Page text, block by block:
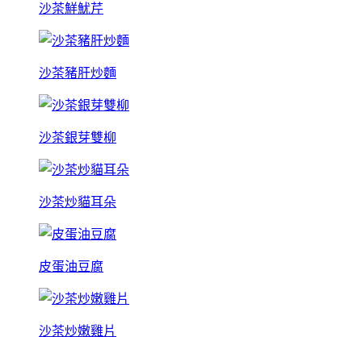
沙茶鮮魷芹
沙茶豬肝炒麵
沙茶銀芽雙柳
沙茶炒貓耳朵
皮蛋油豆腐
沙茶炒嫩雞片